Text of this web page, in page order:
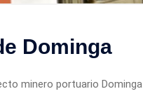
Dominga
minero portuario Dominga